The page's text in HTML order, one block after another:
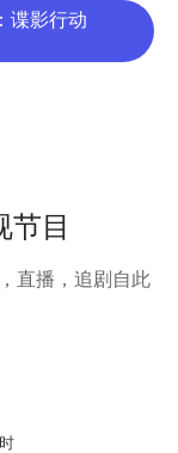
谍影行动
节目
直播，追剧自此